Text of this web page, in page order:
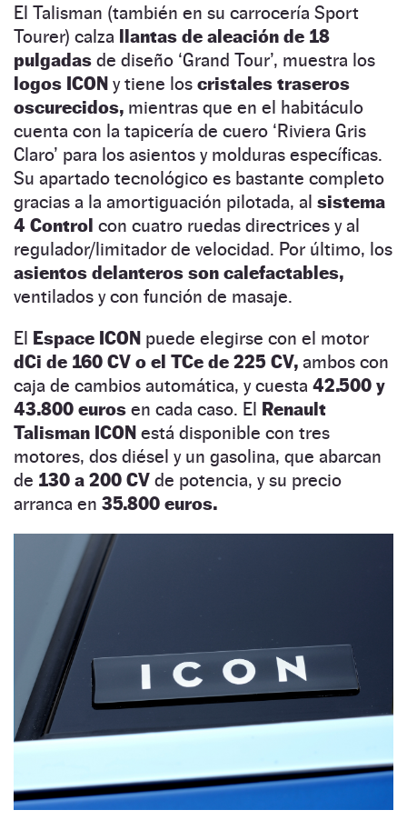
El Talisman (también en su carrocería Sport
Tourer) calza llantas de aleación de 18
pulgadas de diseño ‘Grand Tour’, muestra los
logos ICON y tiene los cristales traseros
oscurecidos, mientras que en el habitáculo
cuenta con la tapicería de cuero ‘Riviera Gris
Claro’ para los asientos y molduras específicas.
Su apartado tecnológico es bastante completo
gracias a la amortiguación pilotada, al sistema
4 Control con cuatro ruedas directrices y al
regulador/limitador de velocidad. Por último, los
asientos delanteros son calefactables,
ventilados y con función de masaje.
El Espace ICON puede elegirse con el motor
dCi de 160 CV o el TCe de 225 CV, ambos con
caja de cambios automática, y cuesta 42.500 y
43.800 euros en cada caso. El Renault
Talisman ICON está disponible con tres
motores, dos diésel y un gasolina, que abarcan
de 130 a 200 CV de potencia, y su precio
arranca en 35.800 euros.